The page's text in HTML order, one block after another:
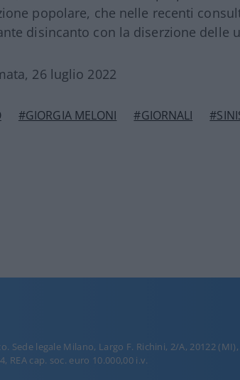
popolare, che nelle recenti
disincanto con la diserzione delle
26 luglio 2022
#GIORGIA MELONI #GIORNALI
Sede legale Milano, Largo F. Richini, 2/A, 20122 (MI),
REA cap. soc. euro 10.000,00 i.v.